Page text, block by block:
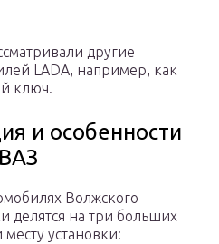
другие
LADA, например, как
ключ.
и особенности
Волжского
делятся на три больших
установки: